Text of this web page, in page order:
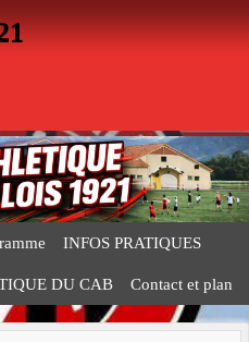
INFOS PRATIQUES
DU CAB Contact et plan